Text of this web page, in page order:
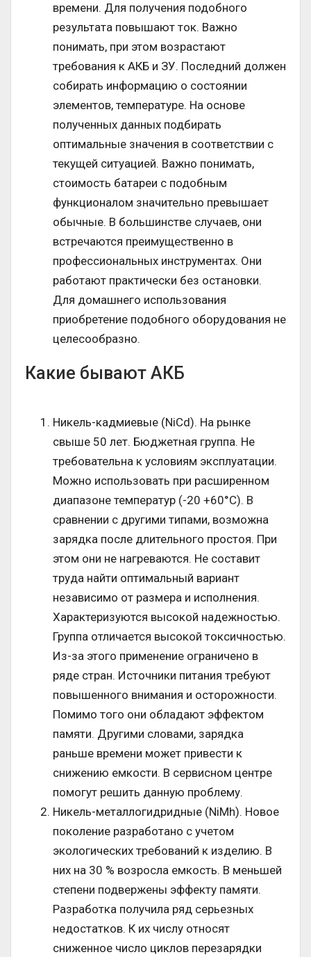
времени. Для получения подобного
результата повышают ток. Важно
понимать, при этом возрастают
требования к АКБ и ЗУ. Последний должен
собирать информацию о состоянии
элементов, температуре. На основе
полученных данных подбирать
оптимальные значения в соответствии с
текущей ситуацией. Важно понимать,
стоимость батареи с подобным
функционалом значительно превышает
обычные. В большинстве случаев, они
встречаются преимущественно в
профессиональных инструментах. Они
работают практически без остановки.
Для домашнего использования
приобретение подобного оборудования не
целесообразно.
Какие бывают АКБ
Никель-кадмиевые (NiCd). На рынке
свыше 50 лет. Бюджетная группа. Не
требовательна к условиям эксплуатации.
Можно использовать при расширенном
диапазоне температур (-20 +60°С). В
сравнении с другими типами, возможна
зарядка после длительного простоя. При
этом они не нагреваются. Не составит
труда найти оптимальный вариант
независимо от размера и исполнения.
Характеризуются высокой надежностью.
Группа отличается высокой токсичностью.
Из-за этого применение ограничено в
ряде стран. Источники питания требуют
повышенного внимания и осторожности.
Помимо того они обладают эффектом
памяти. Другими словами, зарядка
раньше времени может привести к
снижению емкости. В сервисном центре
помогут решить данную проблему.
Никель-металлогидридные (NiMh). Новое
поколение разработано с учетом
экологических требований к изделию. В
них на 30 % возросла емкость. В меньшей
степени подвержены эффекту памяти.
Разработка получила ряд серьезных
недостатков. К их числу относят
сниженное число циклов перезарядки